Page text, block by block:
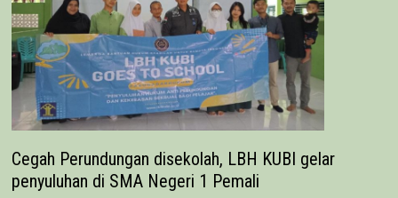
Cegah Perundungan disekolah, LBH KUBI gelar
penyuluhan di SMA Negeri 1 Pemali